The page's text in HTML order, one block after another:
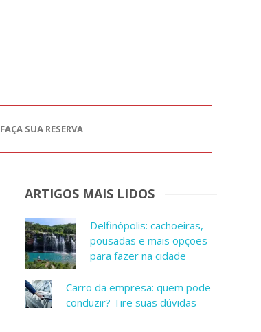
FAÇA SUA RESERVA
ARTIGOS MAIS LIDOS
Delfinópolis: cachoeiras,
pousadas e mais opções
para fazer na cidade
Carro da empresa: quem pode
conduzir? Tire suas dúvidas